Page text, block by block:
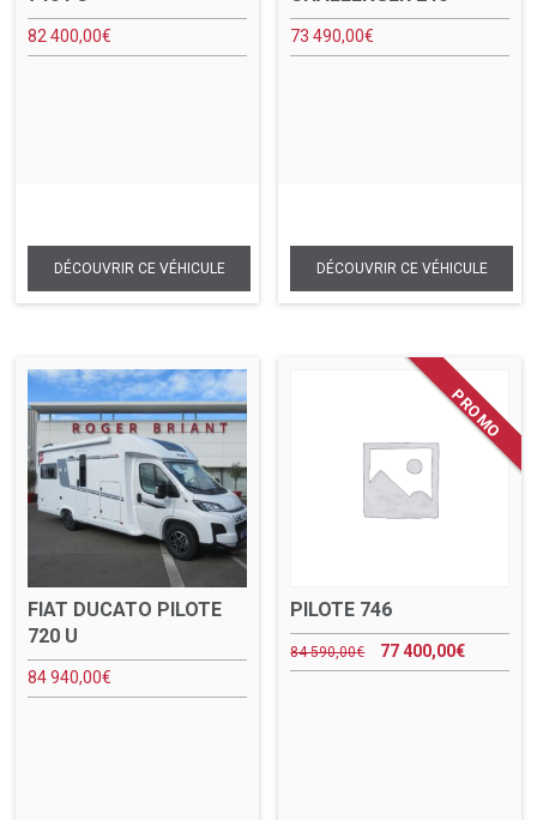
82 400,00€ 73 490,00€
FIAT DUCATO PILOTE
720 U
84 940,00€
PILOTE 746
84 590,00€ 77 400,00€